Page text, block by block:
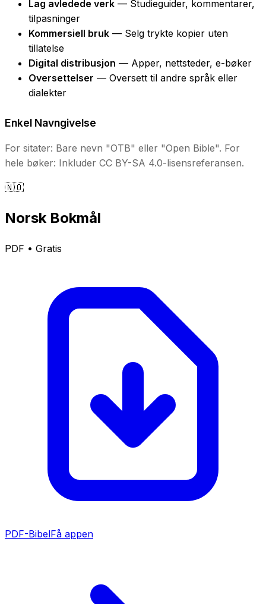
Lag avledede verk — Studieguider, kommentarer,
tilpasninger
Kommersiell bruk — Selg trykte kopier uten
tillatelse
Digital distribusjon — Apper, nettsteder, e-bøker
Oversettelser — Oversett til andre språk eller
dialekter
Enkel Navngivelse
For sitater: Bare nevn "OTB" eller "Open Bible". For
hele bøker: Inkluder CC BY-SA 4.0-lisensreferansen.
🇳🇴
Norsk Bokmål
PDF • Gratis
PDF-BibelFå appen